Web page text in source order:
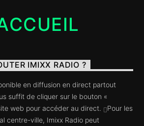
IMIXX RADIO ?
en diffusion en direct partout
suffit de cliquer sur le bouton «
web pour accéder au direct.
Pour les
centre-ville, Imixx Radio peut